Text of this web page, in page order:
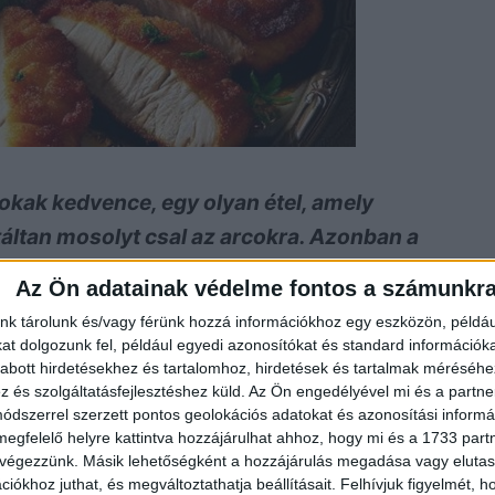
Az Ön adatainak védelme fontos a
tárolunk és/vagy férünk hozzá információkhoz egy eszközön,
dolgozunk fel, például egyedi azonosítókat és standard
hirdetésekhez és tartalomhoz, hirdetések és tartalmak
és szolgáltatásfejlesztéshez küld. Az Ön engedélyével mi és a
szerzett pontos geolokációs adatokat és azonosítási
helyre kattintva hozzájárulhat ahhoz, hogy mi és a 1733
Másik lehetőségként a hozzájárulás megadása vagy
juthat, és megváltoztathatja beállításait. Felhívjuk figyelmét,
kedvence, egy olyan étel, amely
mosolyt csal az arcokra. Azonban a
olajban sütve – gyakran okoz fejfájást a
olajszag, és a végtelen takarítás.
egy egyszerűbb, kevésbé pepecselős
az életünket, de egyben
A rántott hús sütőben való elkészítése forradalmasítja a